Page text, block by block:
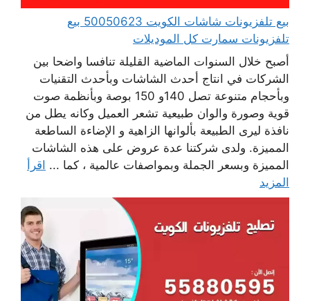
بيع تلفزيونات شاشات الكويت 50050623 بيع
تلفزيونات سمارت كل الموديلات
أصبح خلال السنوات الماضية القليلة تنافسا واضحا بين
الشركات في انتاج أحدث الشاشات وبأحدث التقنيات
وبأحجام متنوعة تصل 140و 150 بوصة وبأنظمة صوت
قوية وصورة والوان طبيعية تشعر العميل وكانه يطل من
نافذة ليرى الطبيعة بألوانها الزاهية و الإضاءة الساطعة
المميزة. ولدى شركتنا عدة عروض على هذه الشاشات
المميزة وبسعر الجملة وبمواصفات عالمية ، كما ... اقرأ
المزيد